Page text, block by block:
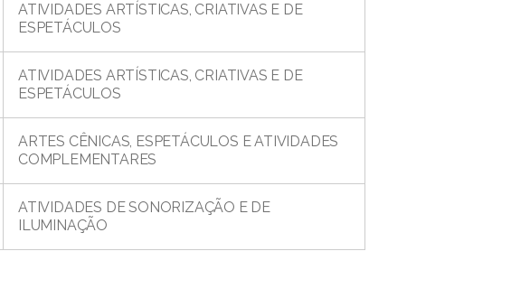
ATIVIDADES ARTÍSTICAS, CRIATIVAS E DE
ESPETÁCULOS
ATIVIDADES ARTÍSTICAS, CRIATIVAS E DE
ESPETÁCULOS
ARTES CÊNICAS, ESPETÁCULOS E ATIVIDADES
COMPLEMENTARES
ATIVIDADES DE SONORIZAÇÃO E DE
ILUMINAÇÃO